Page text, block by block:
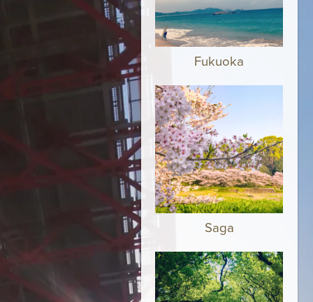
Fukuoka
Saga